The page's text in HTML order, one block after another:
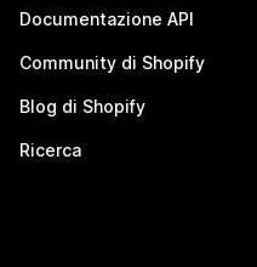
Documentazione API
Community di Shopify
Blog di Shopify
Ricerca